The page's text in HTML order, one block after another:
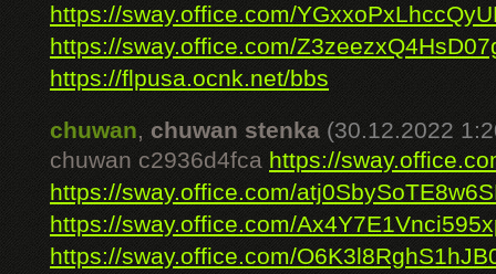
https://sway.office.com/
https://sway.office.com/
https://flpusa.ocnk.net/bbs
chuwan, chuwan stenka (30.12.2022
chuwan c2936d4fca https://
https://sway.office.com/
https://sway.office.com/
https://sway.office.com/